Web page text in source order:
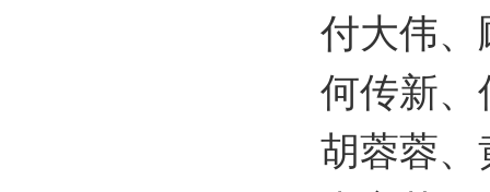
付大伟
何传新
胡蓉蓉